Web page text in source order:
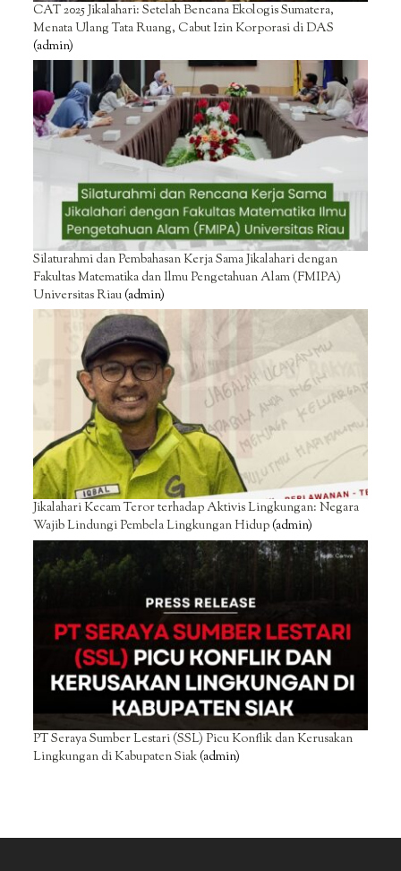
CAT 2025 Jikalahari: Setelah Bencana Ekologis Sumatera,
Menata Ulang Tata Ruang, Cabut Izin Korporasi di DAS
(admin)
Silaturahmi dan Pembahasan Kerja Sama Jikalahari dengan
Fakultas Matematika dan Ilmu Pengetahuan Alam (FMIPA)
Universitas Riau(admin)
Jikalahari Kecam Teror terhadap Aktivis Lingkungan: Negara
Wajib Lindungi Pembela Lingkungan Hidup(admin)
PT Seraya Sumber Lestari (SSL) Picu Konflik dan Kerusakan
Lingkungan di Kabupaten Siak(admin)